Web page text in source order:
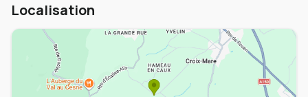
Localisation